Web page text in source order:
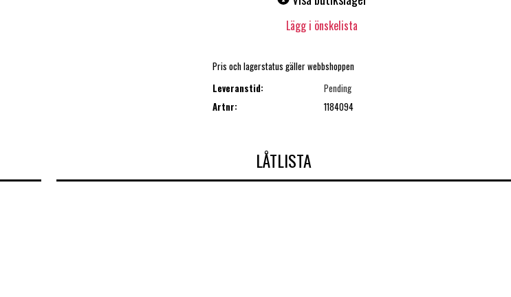
Lägg i önskelista
Pris och lagerstatus gäller webbshoppen
Leveranstid:
Pending
Artnr:
1184094
LÅTLISTA